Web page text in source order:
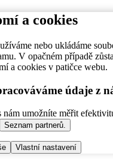
a cookies
nebo ukládáme
V opačném případě
a cookies v patičce webu.
údaje z
umožníte měřit
Seznam partnerů.
Vlastní nastavení